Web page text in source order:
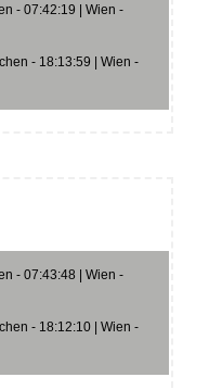
- 07:42:19 | Wien -
- 18:13:59 | Wien -
- 07:43:48 | Wien -
- 18:12:10 | Wien -